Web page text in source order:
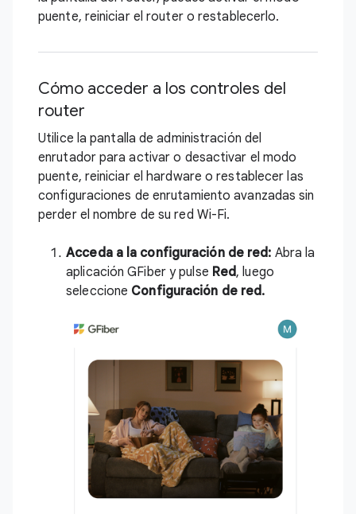
puente, reiniciar el router o restablecerlo.
Cómo acceder a los controles del
router
Utilice la pantalla de administración del
enrutador para activar o desactivar el modo
puente, reiniciar el hardware o restablecer las
configuraciones de enrutamiento avanzadas sin
perder el nombre de su red Wi-Fi.
Acceda a la configuración de red: Abra la
aplicación GFiber y pulse Red, luego
seleccione Configuración de red.